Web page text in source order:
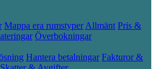
Mappa era rumstyper Allmänt Pris &
Överbokningar
Hantera betalningar Fakturor &